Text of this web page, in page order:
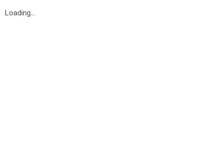
Loading...